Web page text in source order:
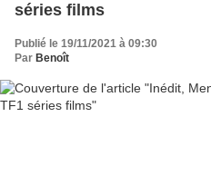
séries films
Publié le 19/11/2021 à 09:30
Par Benoît